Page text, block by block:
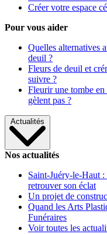
Créer votre espace
Pour vous aider
Quelles alternatives
deuil ?
Fleurs de deuil et
suivre ?
Fleurir une tombe
gèlent pas ?
Actualités
Nos actualités
Saint-Juéry-le-Haut
retrouver son éclat
Un projet de
Quand les Arts
Funéraires
Voir toutes les